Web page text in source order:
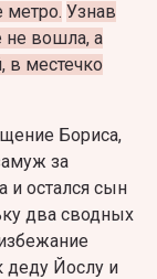
Узнав
не вошла, а
в местечко
Бориса,
за
и остался сын
два сводных
деду Йослу и